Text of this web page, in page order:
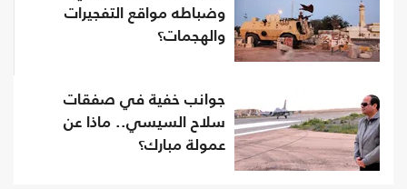
وضباطه مواقع التفجيرات
والهجمات؟
جوانب خفية في صفقات
سلاح السيسي.. ماذا عن
عمولة مبارك؟